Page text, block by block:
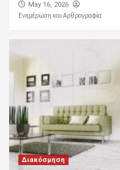
May 16, 2026
Ενημέρωση και Αρθρογραφία
Διακόσμηση